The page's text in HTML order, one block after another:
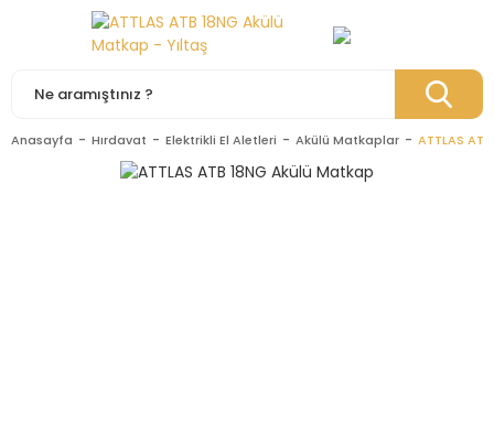
Anasayfa Hırdavat Elektrikli El Aletleri Akülü Matkaplar ATTLAS